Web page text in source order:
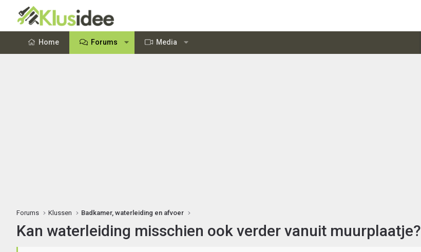
Home Forums Media
Forums Klussen Badkamer, waterleiding en afvoer
Kan waterleiding misschien ook verder vanuit muurplaatje?